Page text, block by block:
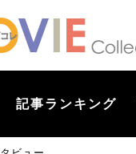
記事ランキング